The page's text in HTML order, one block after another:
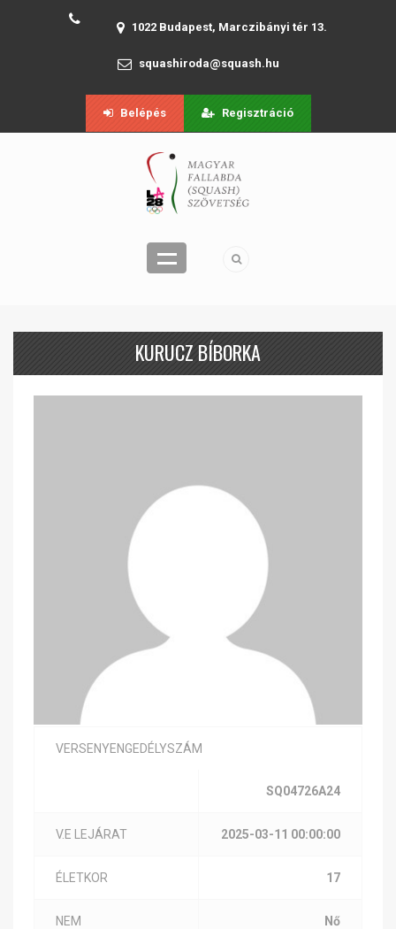
1022 Budapest, Marczibányi tér 13.
squashiroda@squash.hu
Belépés Regisztráció
KURUCZ BÍBORKA
VERSENYENGEDÉLYSZÁM
SQ04726A24
V.E LEJÁRAT 2025-03-11 00:00:00
ÉLETKOR 17
NEM Nő